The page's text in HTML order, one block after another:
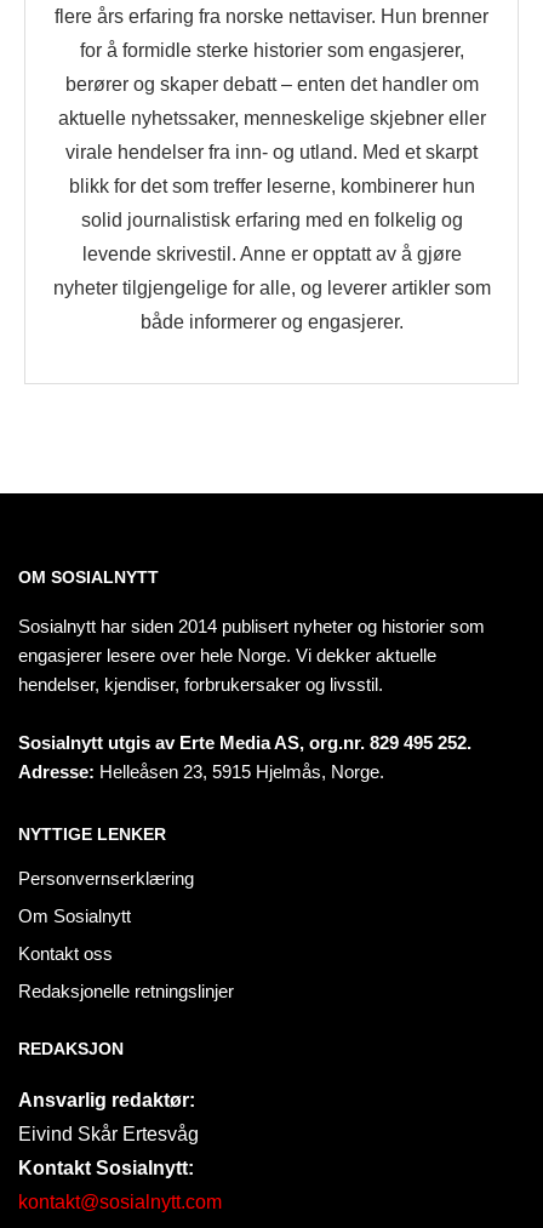
flere års erfaring fra norske nettaviser. Hun brenner
for å formidle sterke historier som engasjerer,
berører og skaper debatt – enten det handler om
aktuelle nyhetssaker, menneskelige skjebner eller
virale hendelser fra inn- og utland. Med et skarpt
blikk for det som treffer leserne, kombinerer hun
solid journalistisk erfaring med en folkelig og
levende skrivestil. Anne er opptatt av å gjøre
nyheter tilgjengelige for alle, og leverer artikler som
både informerer og engasjerer.
OM SOSIALNYTT
Sosialnytt har siden 2014 publisert nyheter og historier som
engasjerer lesere over hele Norge. Vi dekker aktuelle
hendelser, kjendiser, forbrukersaker og livsstil.
Sosialnytt utgis av Erte Media AS, org.nr. 829 495 252.
Adresse: Helleåsen 23, 5915 Hjelmås, Norge.
NYTTIGE LENKER
Personvernserklæring
Om Sosialnytt
Kontakt oss
Redaksjonelle retningslinjer
REDAKSJON
Ansvarlig redaktør:
Eivind Skår Ertesvåg
Kontakt Sosialnytt:
kontakt@sosialnytt.com